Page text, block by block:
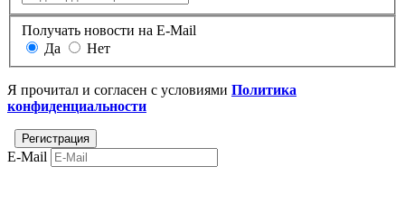
Получать новости на E-Mail
Да
Нет
Я прочитал и согласен с условиями Политика
конфиденциальности
E-Mail